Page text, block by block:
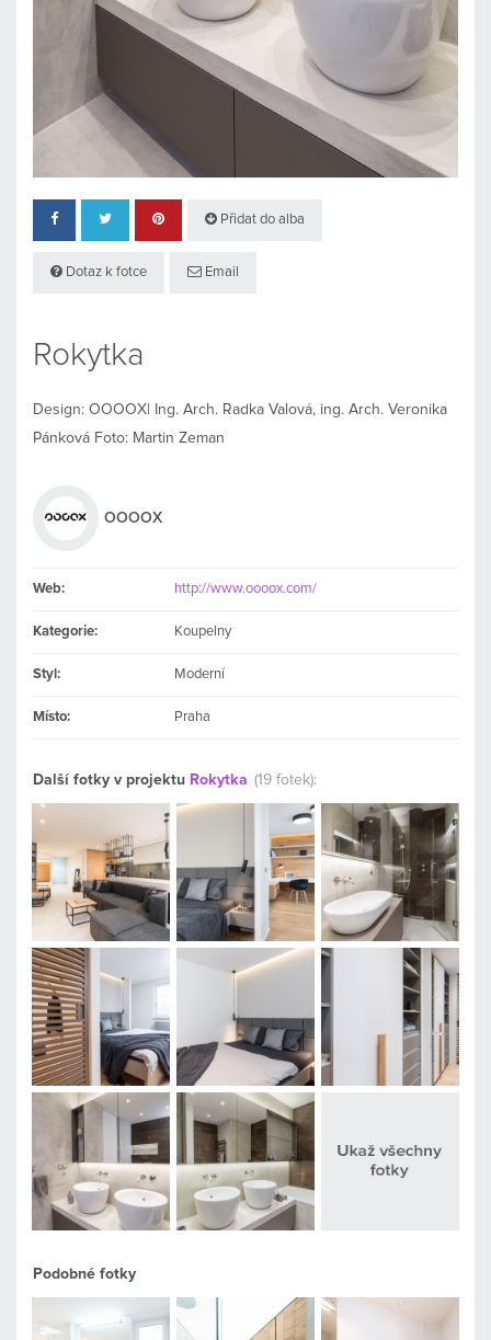
Přidat do alba
Dotaz k fotce Email
Rokytka
Design: OOOOX| Ing. Arch. Radka Valová, ing. Arch. Veronika
Pánková Foto: Martin Zeman
OOOOX
Web: http://www.oooox.com/
Kategorie: Koupelny
Styl: Moderní
Místo: Praha
Další fotky v projektu Rokytka (19 fotek):
Podobné fotky